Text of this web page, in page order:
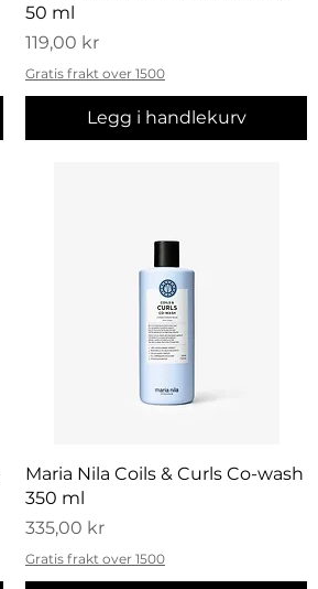
50 ml
Pris
119,00 kr
Gratis frakt over 1500
Legg i handlekurv
Hurtigvisning
Maria Nila Coils & Curls Co-wash
350 ml
Pris
335,00 kr
Gratis frakt over 1500